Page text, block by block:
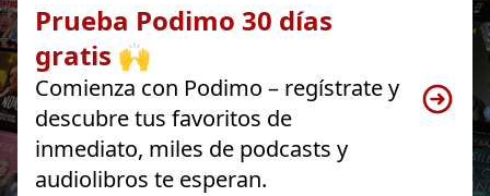
Prueba Podimo 30 días
gratis 🙌
Comienza con Podimo – regístrate y
descubre tus favoritos de
inmediato, miles de podcasts y
audiolibros te esperan.